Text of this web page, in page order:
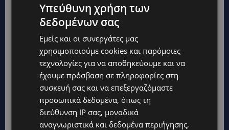
Υπεύθυνη χρήση των
δεδομένων σας
Εμείς και οι συνεργάτες μας
χρησιμοποιούμε cookies και παρόμοιες
τεχνολογίες για να αποθηκεύουμε και να
έχουμε πρόσβαση σε πληροφορίες στη
συσκευή σας και να επεξεργαζόμαστε
προσωπικά δεδομένα, όπως τη
διεύθυνση IP σας, μοναδικά
αναγνωριστικά και δεδομένα περιήγησης,